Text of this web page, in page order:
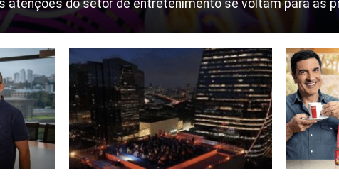
atenções do setor de entretenimento se voltam para as